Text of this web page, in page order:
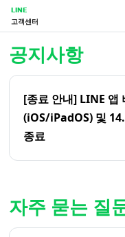
LINE
고객센터
공지사항
[종료 안내] LINE 앱
(iOS/iPadOS) 및
종료
자주 묻는 질